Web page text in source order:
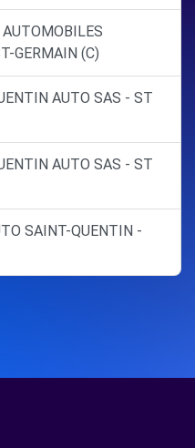
GERMAIN (C)
AUTO SAS - ST
AUTO SAS - ST
SAINT-QUENTIN -